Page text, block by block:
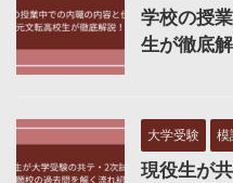
学校の授
生が徹底解
大学受験 模
現役生が